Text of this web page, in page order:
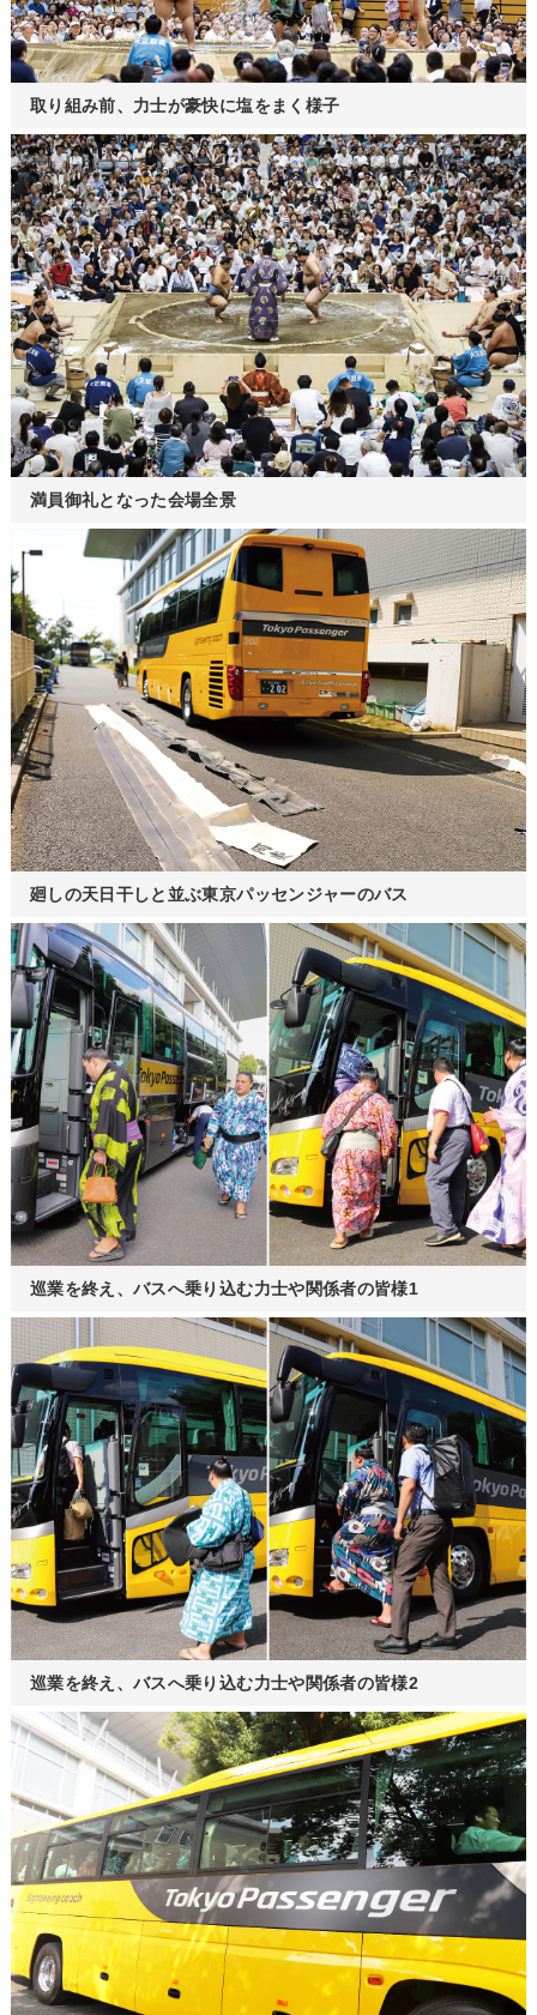
取り組み前、力士が豪快に塩をまく様子
満員御礼となった会場全景
廻しの天日干しと並ぶ東京パッセンジャーのバス
巡業を終え、バスへ乗り込む力士や関係者の皆様1
巡業を終え、バスへ乗り込む力士や関係者の皆様2